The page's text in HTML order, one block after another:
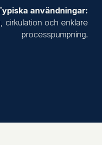
användningar:
cirkulation och enklare
processpumpning.